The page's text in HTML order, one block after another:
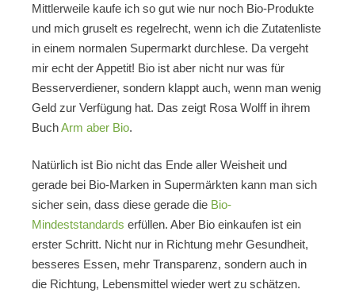
Mittlerweile kaufe ich so gut wie nur noch Bio-Produkte
und mich gruselt es regelrecht, wenn ich die Zutatenliste
in einem normalen Supermarkt durchlese. Da vergeht
mir echt der Appetit! Bio ist aber nicht nur was für
Besserverdiener, sondern klappt auch, wenn man wenig
Geld zur Verfügung hat. Das zeigt Rosa Wolff in ihrem
BuchArm aber Bio.
Natürlich ist Bio nicht das Ende aller Weisheit und
gerade bei Bio-Marken in Supermärkten kann man sich
sicher sein, dass diese gerade die Bio-
Mindeststandards erfüllen. Aber Bio einkaufen ist ein
erster Schritt. Nicht nur in Richtung mehr Gesundheit,
besseres Essen, mehr Transparenz, sondern auch in
die Richtung, Lebensmittel wieder wert zu schätzen.